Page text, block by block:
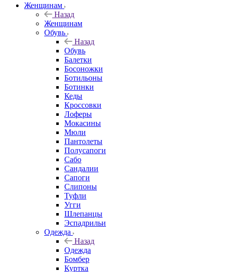
Женщинам
Назад
Женщинам
Обувь
Назад
Обувь
Балетки
Босоножки
Ботильоны
Ботинки
Кеды
Кроссовки
Лоферы
Мокасины
Мюли
Пантолеты
Полусапоги
Сабо
Сандалии
Сапоги
Слипоны
Туфли
Угги
Шлепанцы
Эспадрильи
Одежда
Назад
Одежда
Бомбер
Куртка